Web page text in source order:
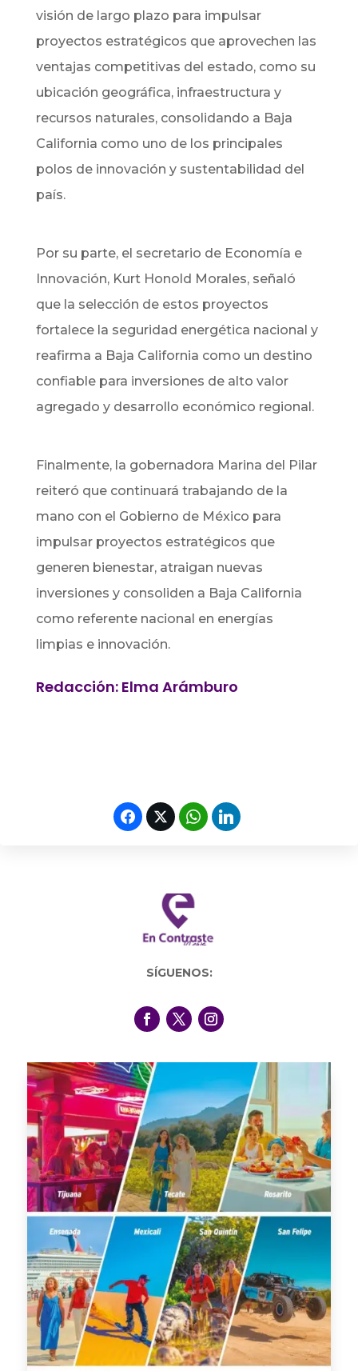
visión de largo plazo para impulsar
proyectos estratégicos que aprovechen las
ventajas competitivas del estado, como su
ubicación geográfica, infraestructura y
recursos naturales, consolidando a Baja
California como uno de los principales
polos de innovación y sustentabilidad del
país.
Por su parte, el secretario de Economía e
Innovación, Kurt Honold Morales, señaló
que la selección de estos proyectos
fortalece la seguridad energética nacional y
reafirma a Baja California como un destino
confiable para inversiones de alto valor
agregado y desarrollo económico regional.
Finalmente, la gobernadora Marina del Pilar
reiteró que continuará trabajando de la
mano con el Gobierno de México para
impulsar proyectos estratégicos que
generen bienestar, atraigan nuevas
inversiones y consoliden a Baja California
como referente nacional en energías
limpias e innovación.
Redacción: Elma Arámburo
SÍGUENOS: